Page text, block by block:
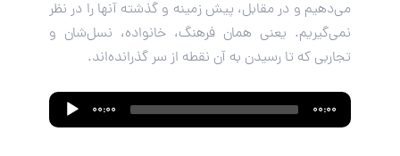
می‌دهیم و در مقابل، پیش زمینه و گذشته آنها را در نظر
نمی‌گیریم. یعنی همان فرهنگ، خانواده، نسل‌شان و
تجاربی که تا رسیدن به آن نقطه از سر گذرانده‌اند.
Audio
Player
00:00 00:00